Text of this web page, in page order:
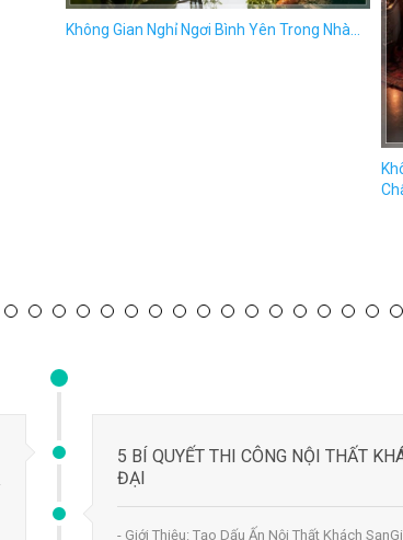
5 BÍ QUYẾT THI CÔNG NỘI THẤT
ĐẠI
- Giới Thiệu: Tạo Dấu Ấn Nội Thất Khách